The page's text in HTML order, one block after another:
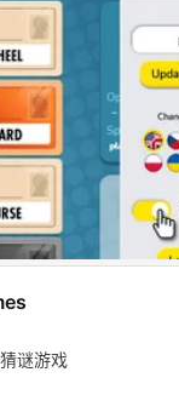
谜游戏